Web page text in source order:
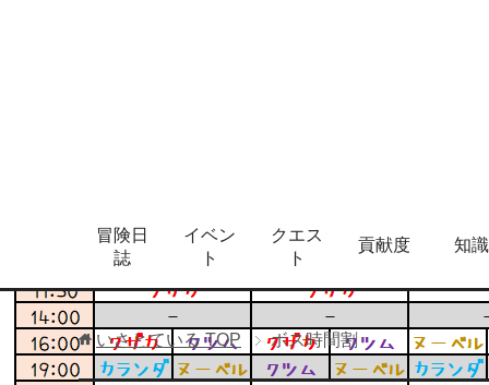
冒険日
誌
イベン
ト
クエス
ト
貢献度 知識
いさとている TOP ボス時間割